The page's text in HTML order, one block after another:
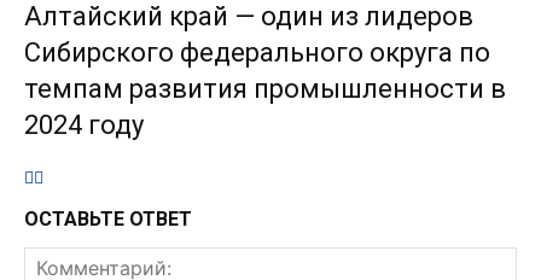
Алтайский край — один из лидеров
Сибирского федерального округа по
темпам развития промышленности в
2024 году
ОСТАВЬТЕ ОТВЕТ